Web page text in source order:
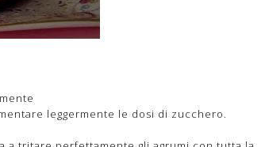
leggermente le dosi di zucchero.